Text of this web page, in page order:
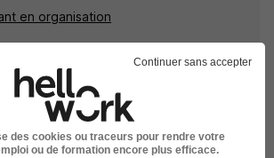
en organisation
Continuer sans accepter
des cookies ou traceurs pour rendre votre
ou de formation encore plus efficace.